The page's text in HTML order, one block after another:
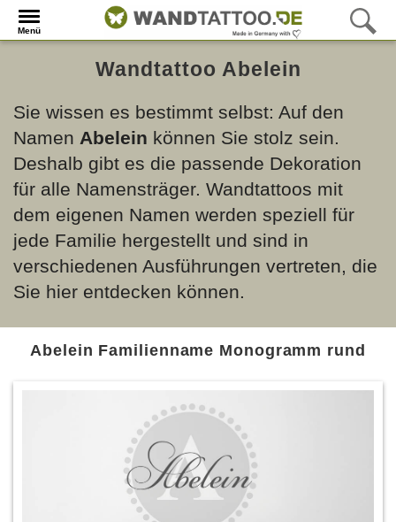
Menü
Wandtattoo Abelein
Sie wissen es bestimmt selbst: Auf den
Namen Abelein können Sie stolz sein.
Deshalb gibt es die passende Dekoration
für alle Namensträger. Wandtattoos mit
dem eigenen Namen werden speziell für
jede Familie hergestellt und sind in
verschiedenen Ausführungen vertreten, die
Sie hier entdecken können.
Abelein Familienname Monogramm rund